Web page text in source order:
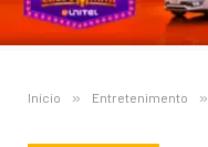
Início » Entretenimento »